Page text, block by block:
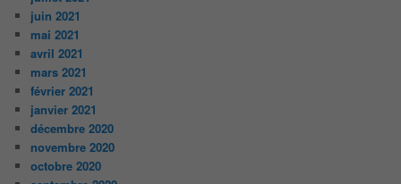
juin 2021
mai 2021
avril 2021
mars 2021
février 2021
janvier 2021
décembre 2020
novembre 2020
octobre 2020